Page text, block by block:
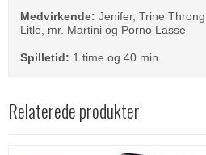
Medvirkende: Jenifer, Trine
Litle, mr. Martini og Porno Lasse
Spilletid: 1 time og 40 min
Relaterede produkter